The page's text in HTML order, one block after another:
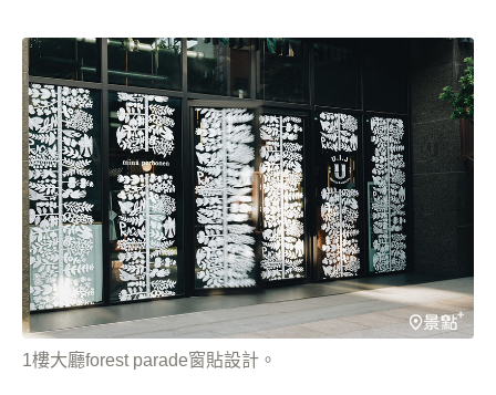
1樓大廳forest parade窗貼設計。